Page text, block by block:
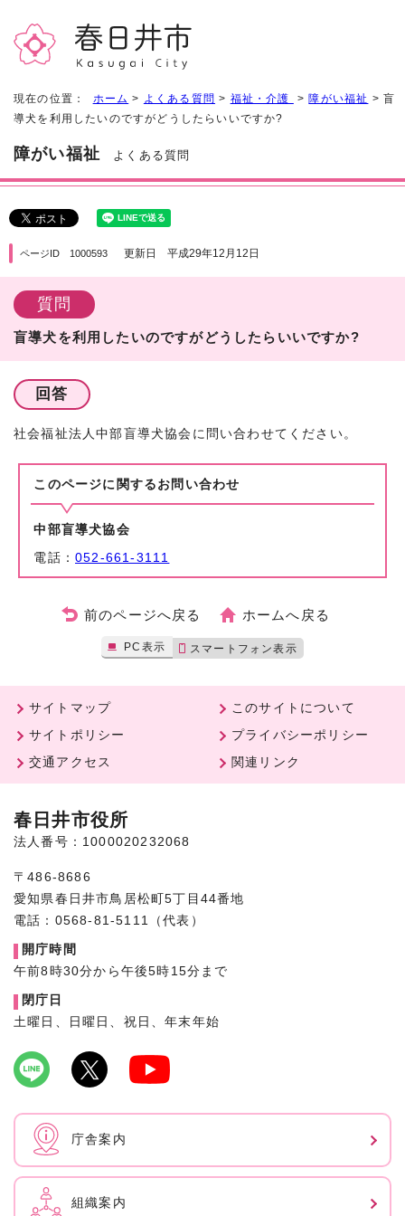
現在の位置： ホーム > よくある質問 > 福祉・介護 >障がい福祉 > 盲
導犬を利用したいのですがどうしたらいいですか?
障がい福祉 よくある質問
ページID 1000593 更新日 平成29年12月12日
質問
盲導犬を利用したいのですがどうしたらいいですか?
回答
社会福祉法人中部盲導犬協会に問い合わせてください。
このページに関する お問い合わせ
中部盲導犬協会
電話：052-661-3111
前のページへ戻る ホームへ戻る
PC表示 スマートフォン表示
サイトマップ
このサイトについて
サイトポリシー
プライバシーポリシー
交通アクセス
関連リンク
春日井市役所
法人番号：1000020232068
〒486-8686
愛知県春日井市鳥居松町5丁目44番地
電話：0568-81-5111（代表）
開庁時間
午前8時30分から午後5時15分まで
閉庁日
土曜日、日曜日、祝日、年末年始
庁舎案内
組織案内